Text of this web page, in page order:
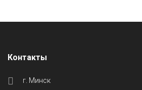
Контакты
г. Минск